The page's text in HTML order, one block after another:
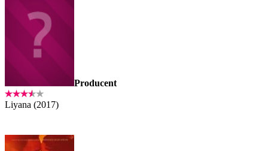
Producent
Liyana (2017)